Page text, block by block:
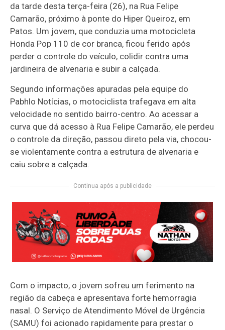
da tarde desta terça-feira (26), na Rua Felipe
Camarão, próximo à ponte do Hiper Queiroz, em
Patos. Um jovem, que conduzia uma motocicleta
Honda Pop 110 de cor branca, ficou ferido após
perder o controle do veículo, colidir contra uma
jardineira de alvenaria e subir a calçada.
Segundo informações apuradas pela equipe do
Pabhlo Notícias, o motociclista trafegava em alta
velocidade no sentido bairro-centro. Ao acessar a
curva que dá acesso à Rua Felipe Camarão, ele perdeu
o controle da direção, passou direto pela via, chocou-
se violentamente contra a estrutura de alvenaria e
caiu sobre a calçada.
Continua após a publicidade
Com o impacto, o jovem sofreu um ferimento na
região da cabeça e apresentava forte hemorragia
nasal. O Serviço de Atendimento Móvel de Urgência
(SAMU) foi acionado rapidamente para prestar o